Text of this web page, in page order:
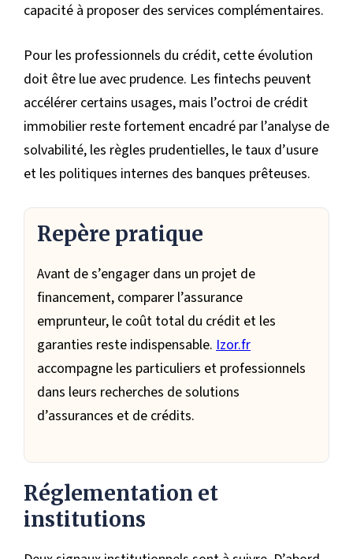
capacité à proposer des services complémentaires.
Pour les professionnels du crédit, cette évolution
doit être lue avec prudence. Les fintechs peuvent
accélérer certains usages, mais l’octroi de crédit
immobilier reste fortement encadré par l’analyse de
solvabilité, les règles prudentielles, le taux d’usure
et les politiques internes des banques prêteuses.
Repère pratique
Avant de s’engager dans un projet de
financement, comparer l’assurance
emprunteur, le coût total du crédit et les
garanties reste indispensable. Izor.fr
accompagne les particuliers et professionnels
dans leurs recherches de solutions
d’assurances et de crédits.
Réglementation et
institutions